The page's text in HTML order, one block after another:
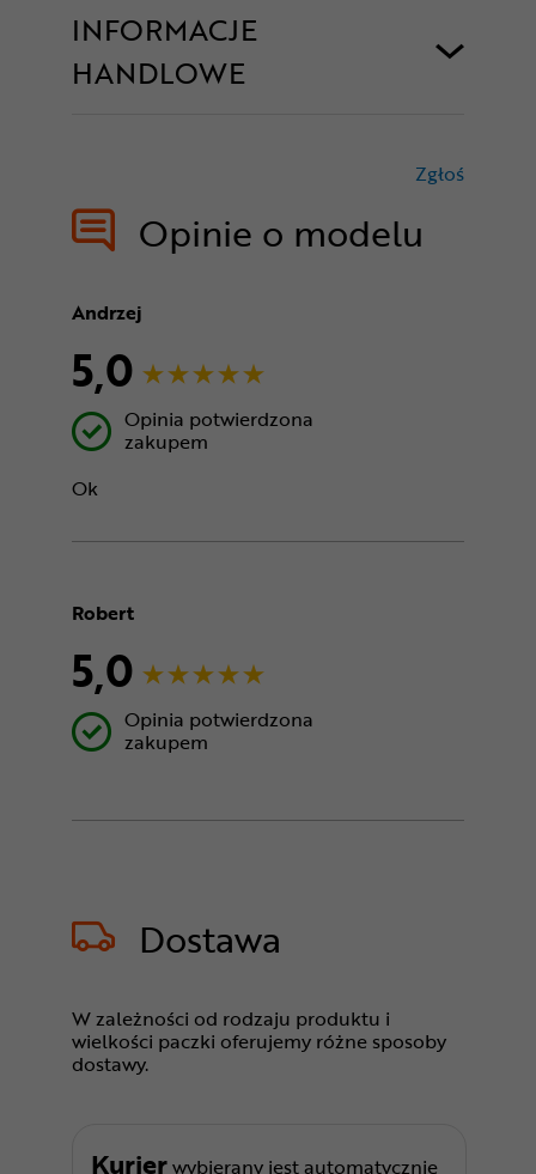
INFORMACJE
HANDLOWE
Opinie o modelu
Zgłoś
Andrzej
5,0
Opinia potwierdzona
zakupem
Ok
Robert
5,0
Opinia potwierdzona
zakupem
Dostawa
W zależności od rodzaju produktu i
wielkości paczki oferujemy różne sposoby
dostawy.
Kurierwybierany jest automatycznie